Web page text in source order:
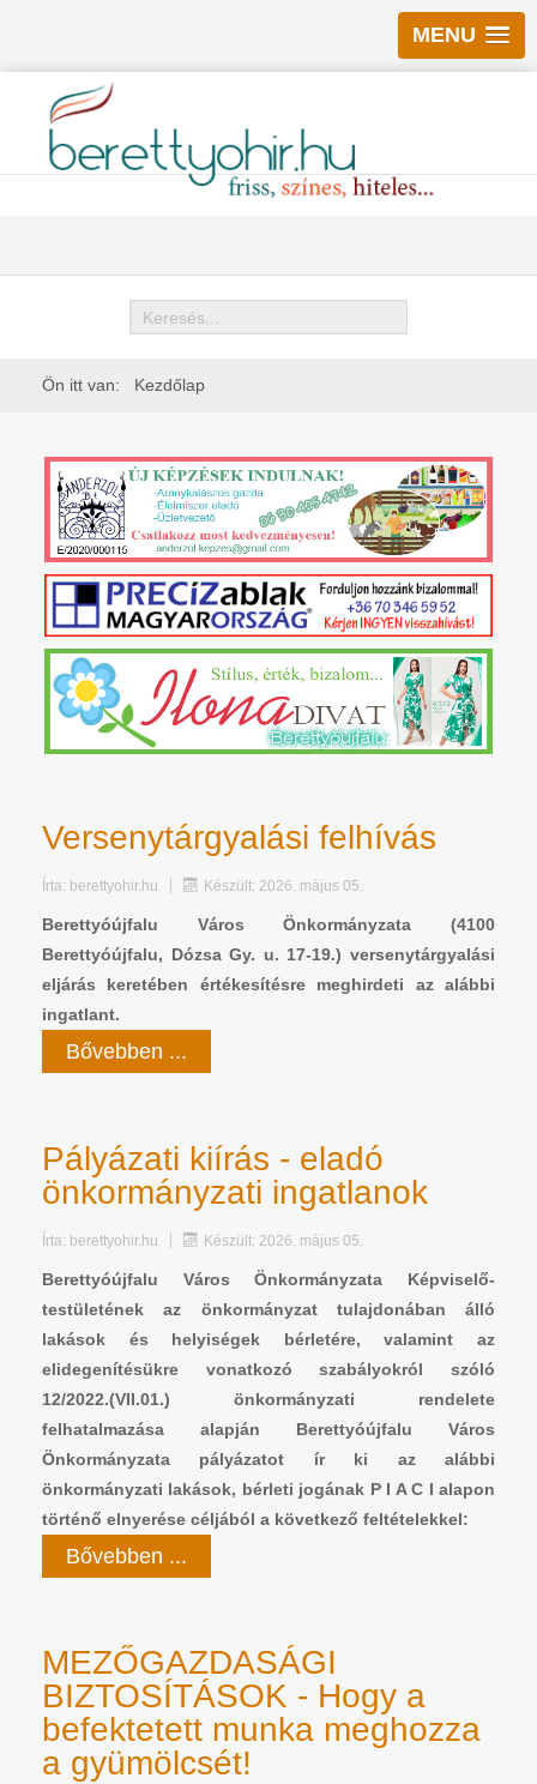
MENU
Keresés
Ön itt van: Kezdőlap
Versenytárgyalási felhívás
Írta: berettyohir.hu Készült: 2026. május 05.
Berettyóújfalu Város Önkormányzata (4100
Berettyóújfalu, Dózsa Gy. u. 17-19.) versenytárgyalási
eljárás keretében értékesítésre meghirdeti az alábbi
ingatlant.
Bővebben ...
Pályázati kiírás - eladó
önkormányzati ingatlanok
Írta: berettyohir.hu Készült: 2026. május 05.
Berettyóújfalu Város Önkormányzata Képviselő-
testületének az önkormányzat tulajdonában álló
lakások és helyiségek bérletére, valamint az
elidegenítésükre vonatkozó szabályokról szóló
12/2022.(VII.01.) önkormányzati rendelete
felhatalmazása alapján Berettyóújfalu Város
Önkormányzata pályázatot ír ki az alábbi
önkormányzati lakások, bérleti jogának P I A C I alapon
történő elnyerése céljából a következő feltételekkel:
Bővebben ...
MEZŐGAZDASÁGI
BIZTOSÍTÁSOK - Hogy a
befektetett munka meghozza
a gyümölcsét!